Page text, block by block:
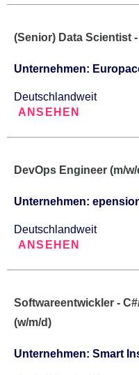
(Senior) Data Scientist
Deutschlandweit
ANSEHEN
DevOps Engineer (m/
Unternehmen:
Deutschlandweit
ANSEHEN
Softwareentwickler -
(w/m/d)
Unternehmen: